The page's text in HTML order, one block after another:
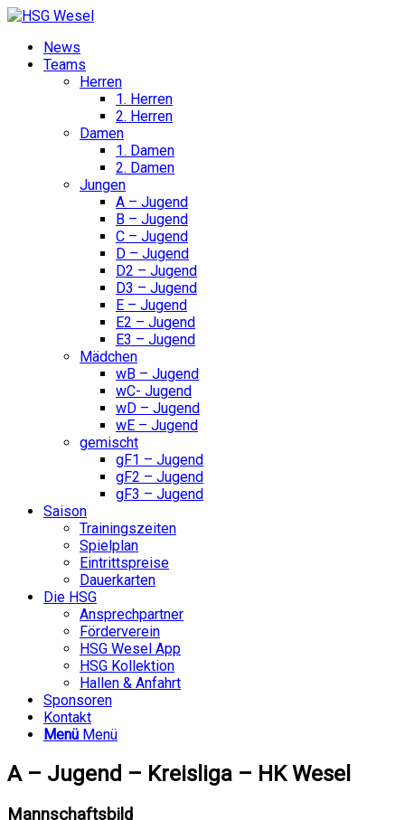
News
Teams
Herren
1. Herren
2. Herren
Damen
1. Damen
2. Damen
Jungen
A – Jugend
B – Jugend
C – Jugend
D – Jugend
D2 – Jugend
D3 – Jugend
E – Jugend
E2 – Jugend
E3 – Jugend
Mädchen
wB – Jugend
wC- Jugend
wD – Jugend
wE – Jugend
gemischt
gF1 – Jugend
gF2 – Jugend
gF3 – Jugend
Saison
Trainingszeiten
Spielplan
Eintrittspreise
Dauerkarten
Die HSG
Ansprechpartner
Förderverein
HSG Wesel App
HSG Kollektion
Hallen & Anfahrt
Sponsoren
Kontakt
Menü Menü
A – Jugend – Kreisliga – HK Wesel
Mannschaftsbild